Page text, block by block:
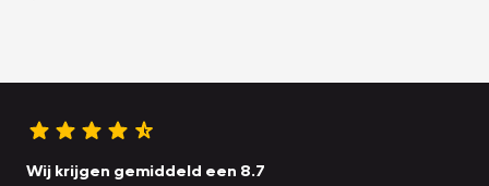
Wij krijgen gemiddeld een 8.7